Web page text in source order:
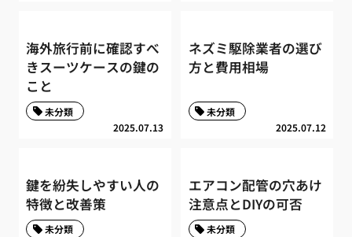
海外旅行前に確認すべ
きスーツケースの鍵の
こと
2025.07.13
未分類
ネズミ駆除業者の選び
方と費用相場
2025.07.12
未分類
鍵を紛失しやすい人の
特徴と改善策
未分類
エアコン配管の穴あけ
注意点とDIYの可否
未分類